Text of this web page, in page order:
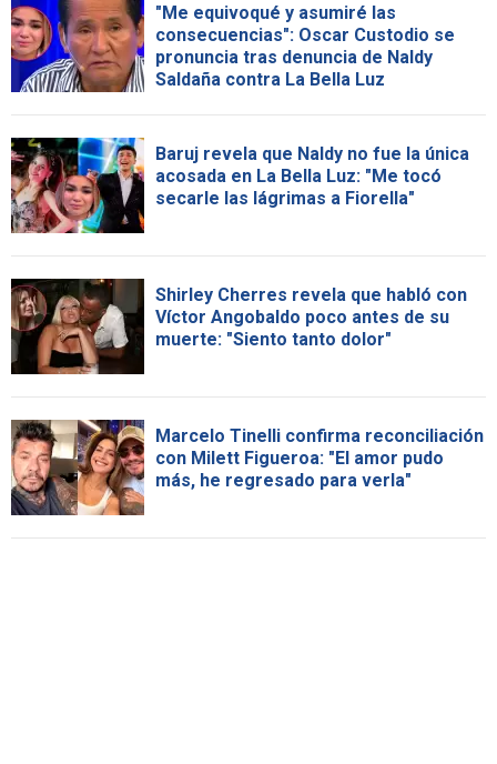
"Me equivoqué y asumiré las
consecuencias": Oscar Custodio se
pronuncia tras denuncia de Naldy
Saldaña contra La Bella Luz
Baruj revela que Naldy no fue la única
acosada en La Bella Luz: "Me tocó
secarle las lágrimas a Fiorella"
Shirley Cherres revela que habló con
Víctor Angobaldo poco antes de su
muerte: "Siento tanto dolor"
Marcelo Tinelli confirma reconciliación
con Milett Figueroa: "El amor pudo
más, he regresado para verla"